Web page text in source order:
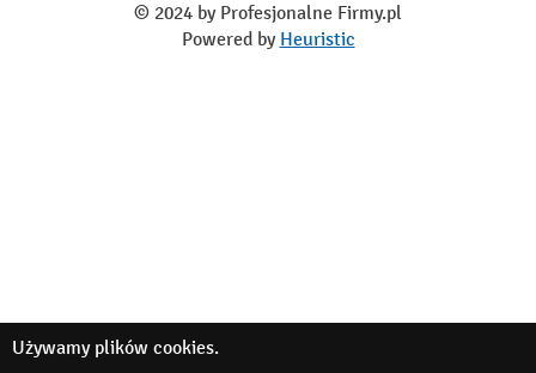
© 2024 by Profesjonalne Firmy.pl
Powered by Heuristic
Używamy plików cookies.